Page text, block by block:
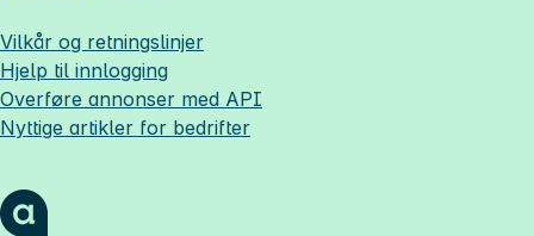
Vilkår og retningslinjer
Hjelp til innlogging
Overføre annonser med API
Nyttige artikler for bedrifter